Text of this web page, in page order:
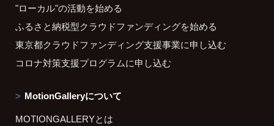
"ローカル"の活動を始める
ふるさと納税型クラウドファンディングを始める
東京都クラウドファンディング支援事業に申し込む
コロナ対策支援プログラムに申し込む
MotionGalleryについて
MOTIONGALLERYとは